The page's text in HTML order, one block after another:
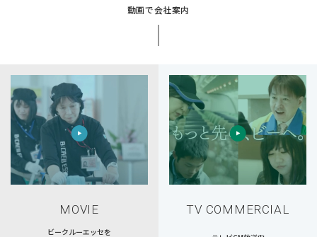
動画で会社案内
MOVIE
ビークルーエッセを
TV COMMERCIAL